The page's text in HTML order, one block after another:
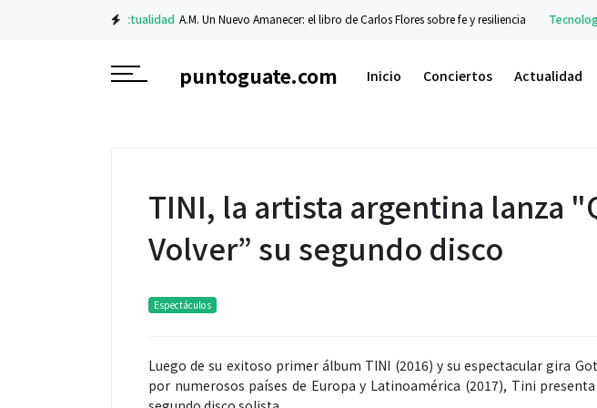
Actualidad A.M. Un Nuevo Amanecer: el libro de Carlos Flores sobre fe y resiliencia
puntoguate.com Inicio Conciertos Actualidad
TINI, la artista argentina lanza
Volver” su segundo disco
Espectáculos
Luego de su exitoso primer álbum TINI (2016) y su espectacular gira
por numerosos países de Europa y Latinoamérica (2017), Tini